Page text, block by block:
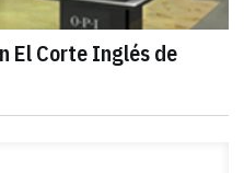
El Corte Inglés de